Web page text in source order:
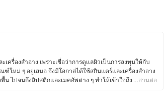
ครื่องสำอาง เพราะเชื่อว่าการดูแลผิวเป็นการลงทุนให้กับ
ใหม่ ๆ อยู่เสมอ จึงมีโอกาสได้ใช้สกินแคร์และเครื่องสำอาง
ไปจนถึงลิปสติกและเมคอัพต่าง ๆ ทำให้เข้าใจถึง …อ่านต่อ